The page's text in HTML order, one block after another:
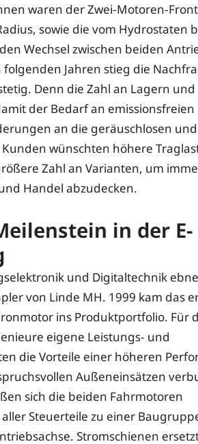
waren der Zwei-Motoren-
sowie die vom Hydrostaten
Wechsel zwischen beiden
Jahren stieg die
Denn die Zahl an Lagern und
der Bedarf an emissionsfreien
an die geräuschlosen und
wünschten höhere
Zahl an Varianten, um
Handel abzudecken.
in der E-
und Digitaltechnik
von Linde MH. 1999 kam das
ins Produktportfolio. Für
eigene Leistungs- und
die Vorteile einer höheren
Außeneinsätzen
sich die beiden Fahrmotoren
Steuerteile zu einer
Stromschienen